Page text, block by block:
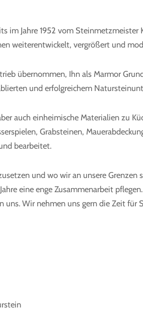
im Jahre 1952 vom Steinmetzmeister
weiterentwickelt, vergrößert und
übernommen, Ihn als Marmor
und erfolgreichem
auch einheimische Materialien zu
Grabsteinen,
bearbeitet.
und wo wir an unsere Grenzen
eine enge Zusammenarbeit
uns. Wir nehmen uns gern die Zeit für